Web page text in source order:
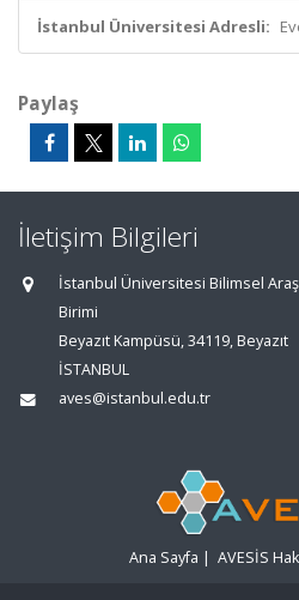
İstanbul Üniversitesi Adresli:
Paylaş
İletişim Bilgileri
İstanbul Üniversitesi Bilimsel
Birimi
Beyazıt Kampüsü, 34119, Beyazıt
İSTANBUL
aves@istanbul.edu.tr
Ana Sayfa | AVESİS